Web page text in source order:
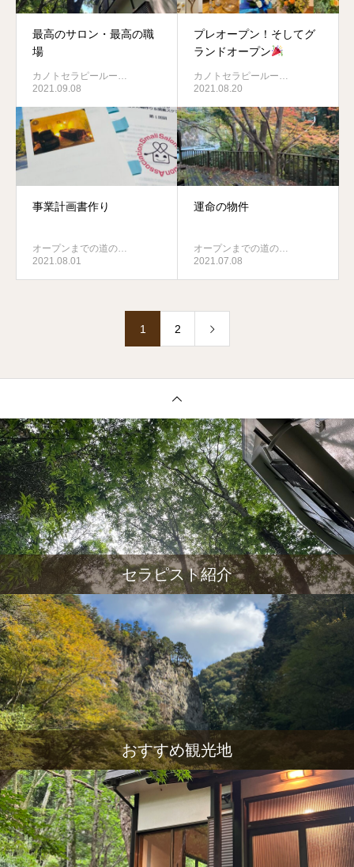
最高のサロン・最高の職
場
カノトセラピールー…
2021.09.08
プレオープン！そしてグ
ランドオープン
カノトセラピールー…
2021.08.20
事業計画書作り
オープンまでの道の…
2021.08.01
運命の物件
オープンまでの道の…
2021.07.08
1 2
セラピスト紹介
おすすめ観光地